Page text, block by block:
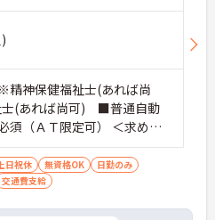
神保健福祉士(あれば尚
士(あれば尚可) ■普通自動
須（ＡＴ限定可） ＜求める
があり、積極的に人と関わ
。元気で利用者さんと楽し
上げてくれる方
日祝休 無資格OK
日勤のみ
交通費支給